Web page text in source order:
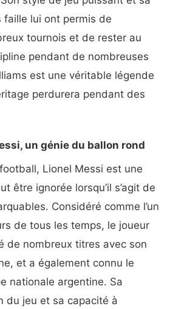
lui ont permis de
tournois et de rester au
pendant de nombreuses
est une véritable légende
perdurera pendant des
un génie du ballon rond
Lionel Messi est une
être ignorée lorsqu’il s’agit de
Considéré comme l’un
de tous les temps, le joueur
de nombreux titres avec son
et a également connu le
nationale argentine. Sa
du jeu et sa capacité à